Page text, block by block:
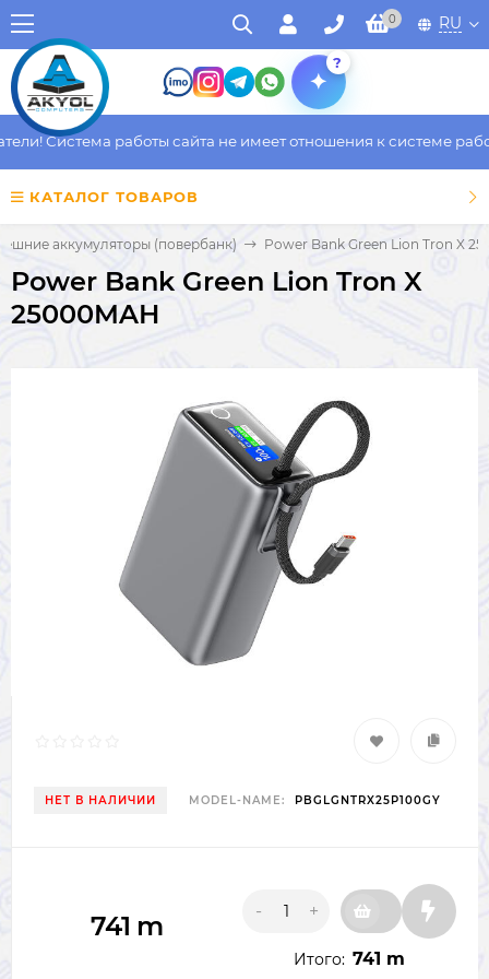
0 RU
?
Система работы сайта не имеет отношения к системе
КАТАЛОГ ТОВАРОВ
аккумуляторы (повербанк) Power Bank Green Lion Tron X
Power Bank Green Lion Tron X
25000MAH
НЕТ В НАЛИЧИИ MODEL-NAME: PBGLGNTRX25P100GY
741 m - +
Итого: 741 m